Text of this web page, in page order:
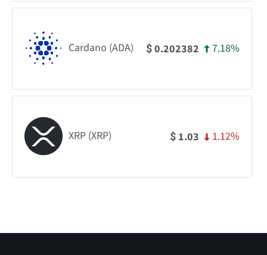
Cardano (ADA) $0.202382 7.18%
XRP (XRP) $ 1.03 1.12%